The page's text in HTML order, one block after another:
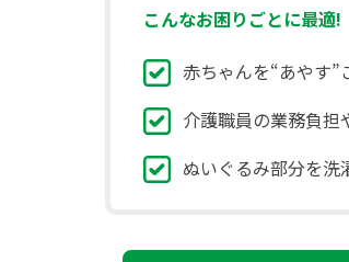
こんなお困りごとに最適!
赤ちゃんを“あやす
介護職員の業務負担
ぬいぐるみ部分を洗